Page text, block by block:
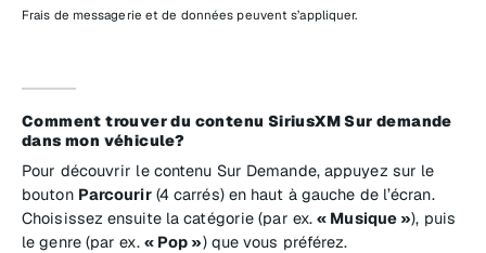
Frais de messagerie et de données peuvent s’appliquer.
Comment trouver du contenu SiriusXM Sur demande
dans mon véhicule?
Pour découvrir le contenu Sur Demande, appuyez sur le
bouton Parcourir(4 carrés) en haut à gauche de l’écran.
Choisissez ensuite la catégorie (par ex.« Musique »), puis
le genre (par ex. « Pop ») que vous préférez.